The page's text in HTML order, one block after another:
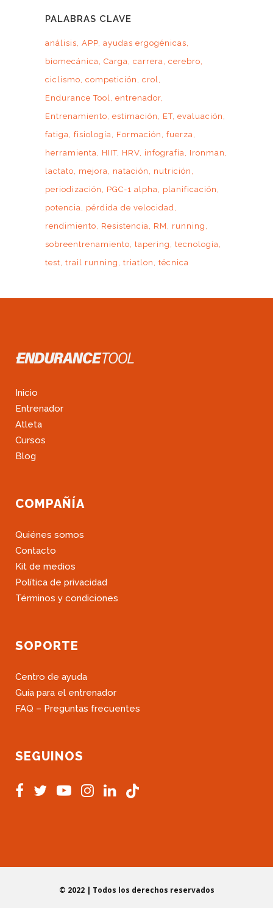
PALABRAS CLAVE
análisis APP ayudas ergogénicas
biomecánica Carga carrera cerebro
ciclismo competición
crol
Endurance Tool entrenador
Entrenamiento estimación ET evaluación
fatiga fisiología Formación
fuerza
herramienta
HIIT HRV infografía
Ironman
lactato
mejora natación
nutrición
periodización
PGC-1 alpha
planificación
potencia
pérdida de velocidad
rendimiento
Resistencia RM
running
sobreentrenamiento tapering
tecnología
test trail running triatlon técnica
Inicio
Entrenador
Atleta
Cursos
Blog
COMPAÑÍA
Quiénes somos
Contacto
Kit de medios
Política de privacidad
Términos y condiciones
SOPORTE
Centro de ayuda
Guía para el entrenador
FAQ – Preguntas frecuentes
SEGUINOS
© 2022 | Todos los derechos reservados